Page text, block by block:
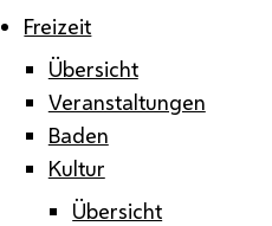
Freizeit
Übersicht
Veranstaltungen
Baden
Kultur
Übersicht